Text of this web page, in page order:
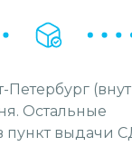
Остальные
пункт выдачи